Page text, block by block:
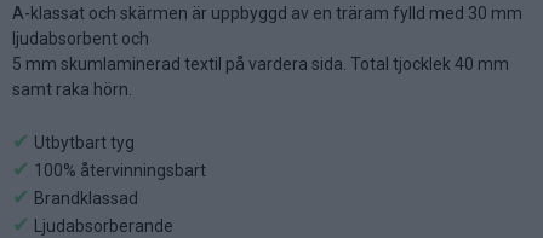
A-klassat och skärmen är uppbyggd av en träram fylld med 30 mm
ljudabsorbent och
5 mm skumlaminerad textil på vardera sida. Total tjocklek 40 mm
samt raka hörn.
✔ Utbytbart tyg
✔ 100% återvinningsbart
✔ Brandklassad
✔ Ljudabsorberande